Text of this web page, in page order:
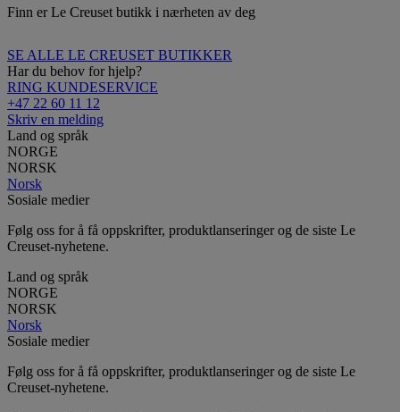
Finn er Le Creuset butikk i nærheten av deg
SE ALLE LE CREUSET BUTIKKER
Har du behov for hjelp?
RING KUNDESERVICE
+47 22 60 11 12
Skriv en melding
Land og språk
NORGE
NORSK
Norsk
Sosiale medier
Følg oss for å få oppskrifter, produktlanseringer og de siste Le
Creuset-nyhetene.
Land og språk
NORGE
NORSK
Norsk
Sosiale medier
Følg oss for å få oppskrifter, produktlanseringer og de siste Le
Creuset-nyhetene.